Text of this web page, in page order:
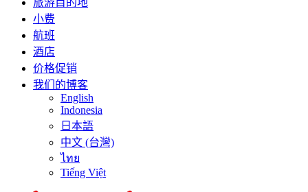
旅游目的地
小费
航班
酒店
价格促销
我们的博客
English
Indonesia
日本語
中文 (台灣)
ไทย
Tiếng Việt